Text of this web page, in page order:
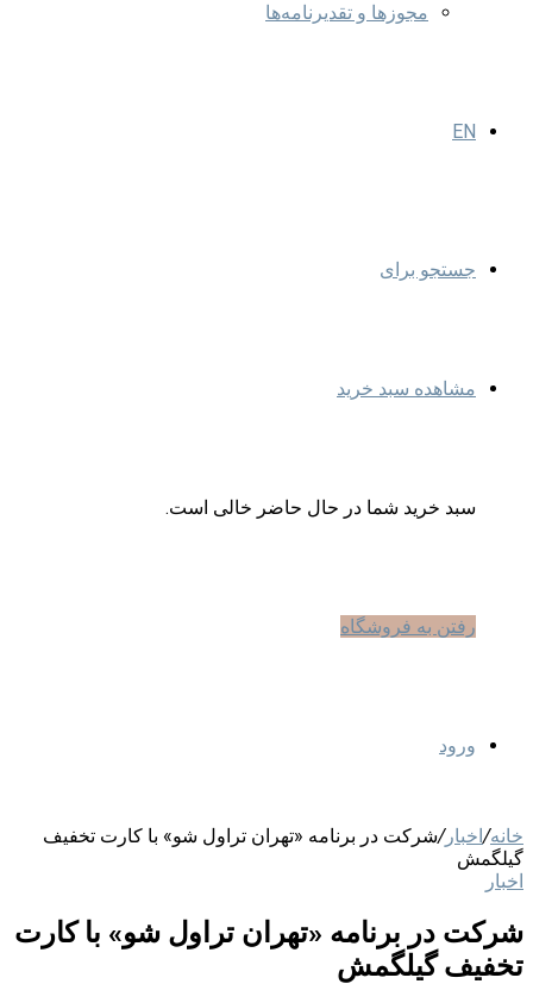
مجوزها و تقدیرنامه‌ها
EN
جستجو برای
مشاهده سبد خرید
سبد خرید شما در حال حاضر خالی است.
رفتن به فروشگاه
ورود
خانه/اخبار/شرکت در برنامه «تهران تراول شو» با کارت تخفیف
گیلگمش
اخبار
شرکت در برنامه «تهران تراول شو» با کارت
تخفیف گیلگمش